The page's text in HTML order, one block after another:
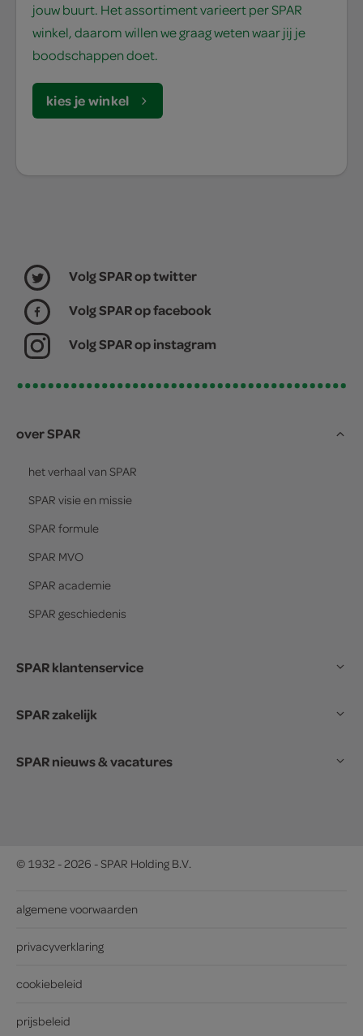
jouw buurt. Het assortiment varieert per SPAR
winkel, daarom willen we graag weten waar jij je
boodschappen doet.
kies je winkel
Volg SPAR op twitter
Volg SPAR op facebook
Volg SPAR op instagram
over SPAR
het verhaal van SPAR
SPAR visie en missie
SPAR formule
SPAR MVO
SPAR academie
SPAR geschiedenis
SPAR klantenservice
SPAR zakelijk
SPAR nieuws & vacatures
© 1932 - 2026 - SPAR Holding B.V.
algemene voorwaarden
privacyverklaring
cookiebeleid
prijsbeleid